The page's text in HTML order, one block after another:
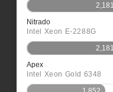
2,181
Nitrado
Intel Xeon E-2288G
2,181
Apex
Intel Xeon Gold 6348